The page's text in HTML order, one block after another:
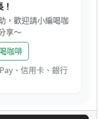
，歡迎請小編喝咖
享～
咖啡
、信用卡、銀行